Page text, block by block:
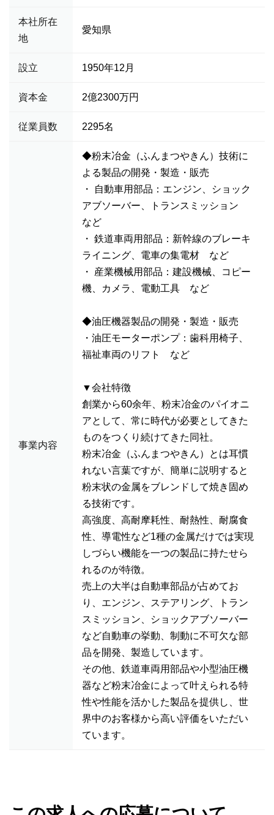
本社所在
地
愛知県
設立 1950年12月
資本金 2億2300万円
従業員数 2295名
事業内容
◆粉末冶金（ふんまつやきん）技術に
よる製品の開発・製造・販売
・ 自動車用部品：エンジン、ショック
アブソーバー、トランスミッション
など
・ 鉄道車両用部品：新幹線のブレーキ
ライニング、電車の集電材 など
・ 産業機械用部品：建設機械、コピー
機、カメラ、電動工具 など
◆油圧機器製品の開発・製造・販売
・油圧モーターポンプ：歯科用椅子、
福祉車両のリフト など
▼会社特徴
創業から60余年、粉末冶金のパイオニ
アとして、常に時代が必要としてきた
ものをつくり続けてきた同社。
粉末冶金（ふんまつやきん）とは耳慣
れない言葉ですが、簡単に説明すると
粉末状の金属をブレンドして焼き固め
る技術です。
高強度、高耐摩耗性、耐熱性、耐腐食
性、導電性など1種の金属だけでは実現
しづらい機能を一つの製品に持たせら
れるのが特徴。
売上の大半は自動車部品が占めてお
り、エンジン、ステアリング、トラン
スミッション、ショックアブソーバー
など自動車の挙動、制動に不可欠な部
品を開発、製造しています。
その他、鉄道車両用部品や小型油圧機
器など粉末冶金によって叶えられる特
性や性能を活かした製品を提供し、世
界中のお客様から高い評価をいただい
ています。